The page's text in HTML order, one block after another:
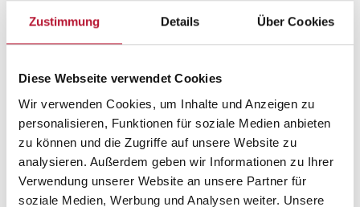
Zustimmung Details Über Cookies
Diese Webseite verwendet Cookies
Wir verwenden Cookies, um Inhalte und Anzeigen zu
personalisieren, Funktionen für soziale Medien anbieten
zu können und die Zugriffe auf unsere Website zu
analysieren. Außerdem geben wir Informationen zu Ihrer
Verwendung unserer Website an unsere Partner für
soziale Medien, Werbung und Analysen weiter. Unsere
Integriere in deinen Trainingsplan regelmäßige
nicht nur zu Frustration führen, sondern auch den
Fortschritt beeinträchtigen. Daher ist es
entscheidend, sich angemessene Erholungszeiten
zu gönnen, um eine nachhaltige und effektive
Trainingsroutine aufrechtzuerhalten.